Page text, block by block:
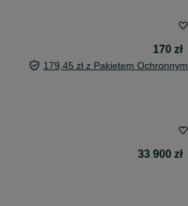
170 zł
179,45 zł z Pakietem Ochronnym
33 900 zł